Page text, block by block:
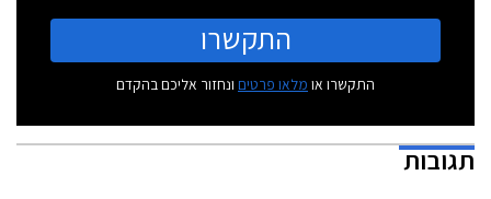
התקשרו
התקשרו או מלאו פרטים ונחזור אליכם בהקדם
תגובות